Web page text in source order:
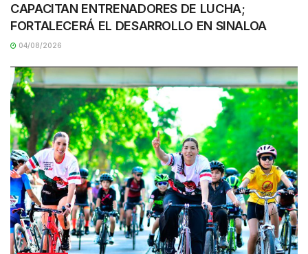
CAPACITAN ENTRENADORES DE LUCHA;
FORTALECERÁ EL DESARROLLO EN SINALOA
04/08/2026